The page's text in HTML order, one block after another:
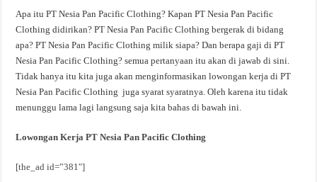
Apa itu PT Nesia Pan Pacific Clothing? Kapan PT Nesia Pan Pacific
Clothing didirikan? PT Nesia Pan Pacific Clothing bergerak di bidang
apa? PT Nesia Pan Pacific Clothing milik siapa? Dan berapa gaji di PT
Nesia Pan Pacific Clothing? semua pertanyaan itu akan di jawab di sini.
Tidak hanya itu kita juga akan menginformasikan lowongan kerja di PT
Nesia Pan Pacific Clothing juga syarat syaratnya. Oleh karena itu tidak
menunggu lama lagi langsung saja kita bahas di bawah ini.
Lowongan Kerja PT Nesia Pan Pacific Clothing
[the_ad id=”381″]